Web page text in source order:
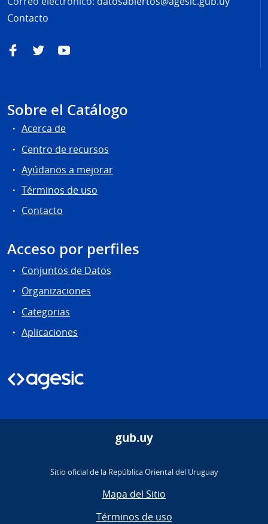
Contacto
FacebookTwitterYouTube
Sobre el Catálogo
Acerca de
Centro de recursos
Ayúdanos a mejorar
Términos de uso
Contacto
Acceso por perfiles
Conjuntos de Datos
Organizaciones
Categorias
Aplicaciones
gub.uy
Sitio oficial de la República Oriental del Uruguay
Mapa del Sitio
Términos de uso